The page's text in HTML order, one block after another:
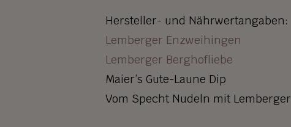
Hersteller- und Nährwertangaben:
Lemberger Enzweihingen
Lemberger Berghofliebe
Maier’s Gute-Laune Dip
Vom Specht Nudeln mit Lemberger